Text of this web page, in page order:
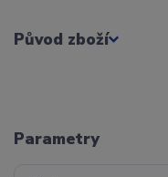
Původ zboží
Parametry